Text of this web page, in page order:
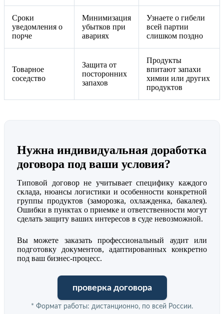
Сроки
уведомления о
порче
Минимизация
убытков при
авариях
Узнаете о гибели
всей партии
слишком поздно
Товарное
соседство
Защита от
посторонних
запахов
Продукты
впитают запахи
химии или других
продуктов
Нужна индивидуальная доработка
договора под ваши условия?
Типовой договор не учитывает специфику каждого
склада, нюансы логистики и особенности конкретной
группы продуктов (заморозка, охлажденка, бакалея).
Ошибки в пунктах о приемке и ответственности могут
сделать защиту ваших интересов в суде невозможной.
Вы можете заказать профессиональный аудит или
подготовку документов, адаптированных конкретно
под ваш бизнес-процесс.
проверка договора
* Формат работы: дистанционно, по всей России.